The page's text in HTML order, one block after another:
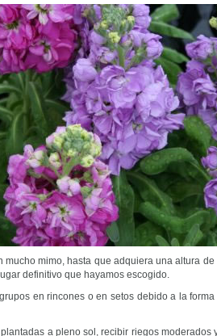
mucho mimo, hasta que adquiera una altura
definitivo que hayamos escogido.
en rincones o en setos debido a la
a pleno sol, recibir riegos moderados